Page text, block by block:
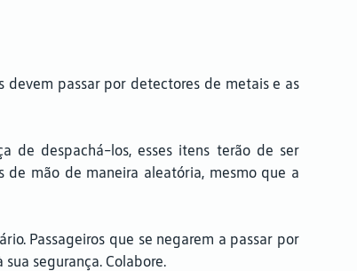
devem passar por detectores de metais e as
de despachá-los, esses itens terão de ser
de mão de maneira aleatória, mesmo que a
Passageiros que se negarem a passar por
segurança. Colabore.